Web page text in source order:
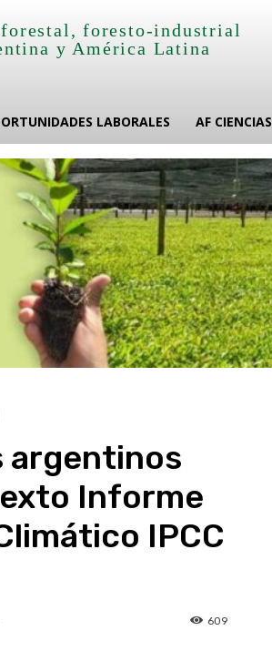
foresto-industrial
y América Latina
LABORALES AF CIENCIAS
argentinos
Informe
IPCC
609